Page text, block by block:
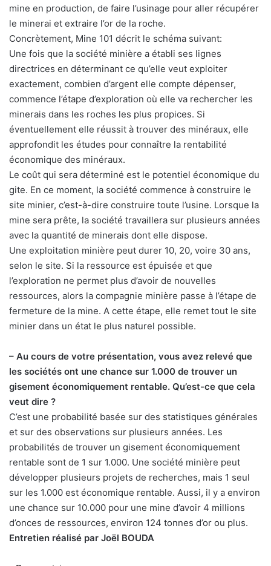
mine en production, de faire l’usinage pour aller récupérer
le minerai et extraire l’or de la roche.
Concrètement, Mine 101 décrit le schéma suivant:
Une fois que la société minière a établi ses lignes
directrices en déterminant ce qu’elle veut exploiter
exactement, combien d’argent elle compte dépenser,
commence l’étape d’exploration où elle va rechercher les
minerais dans les roches les plus propices. Si
éventuellement elle réussit à trouver des minéraux, elle
approfondit les études pour connaître la rentabilité
économique des minéraux.
Le coût qui sera déterminé est le potentiel économique du
gite. En ce moment, la société commence à construire le
site minier, c’est-à-dire construire toute l’usine. Lorsque la
mine sera prête, la société travaillera sur plusieurs années
avec la quantité de minerais dont elle dispose.
Une exploitation minière peut durer 10, 20, voire 30 ans,
selon le site. Si la ressource est épuisée et que
l’exploration ne permet plus d’avoir de nouvelles
ressources, alors la compagnie minière passe à l’étape de
fermeture de la mine. A cette étape, elle remet tout le site
minier dans un état le plus naturel possible.
– Au cours de votre présentation, vous avez relevé que
les sociétés ont une chance sur 1.000 de trouver un
gisement économiquement rentable. Qu’est-ce que cela
veut dire ?
C’est une probabilité basée sur des statistiques générales
et sur des observations sur plusieurs années. Les
probabilités de trouver un gisement économiquement
rentable sont de 1 sur 1.000. Une société minière peut
développer plusieurs projets de recherches, mais 1 seul
sur les 1.000 est économique rentable. Aussi, il y a environ
une chance sur 10.000 pour une mine d’avoir 4 millions
d’onces de ressources, environ 124 tonnes d’or ou plus.
Entretien réalisé par Joël BOUDA